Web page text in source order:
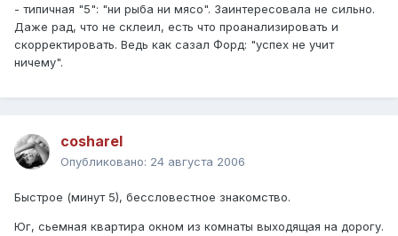
- типичная "5": "ни рыба ни мясо". Заинтересовала не сильно.
Даже рад, что не склеил, есть что проанализировать и
скорректировать. Ведь как сазал Форд: "успех не учит
ничему".
cosharel
Опубликовано: 24 августа 2006
Быстрое (минут 5), бессловестное знакомство.
Юг, сьемная квартира окном из комнаты выходящая на дорогу.